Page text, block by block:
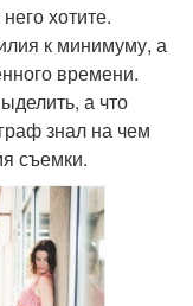
хотите.
к минимуму, а
времени.
а что
знал на чем
съемки.